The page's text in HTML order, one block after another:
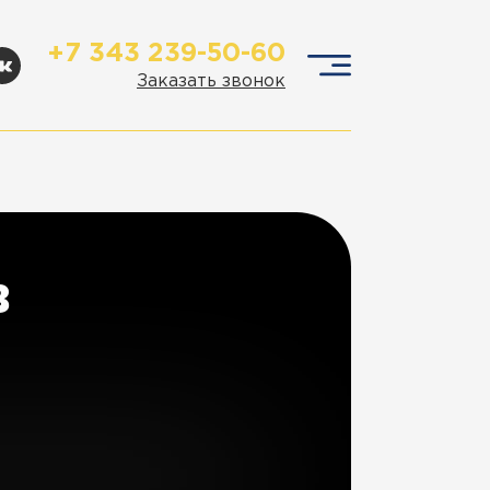
+7 343 239-50-60
Заказать звонок